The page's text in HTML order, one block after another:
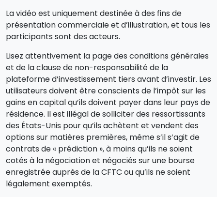
La vidéo est uniquement destinée à des fins de
présentation commerciale et d’illustration, et tous les
participants sont des acteurs.
Lisez attentivement la page des conditions générales
et de la clause de non-responsabilité de la
plateforme d’investissement tiers avant d’investir. Les
utilisateurs doivent être conscients de l’impôt sur les
gains en capital qu’ils doivent payer dans leur pays de
résidence. Il est illégal de solliciter des ressortissants
des États-Unis pour qu’ils achètent et vendent des
options sur matières premières, même s’il s’agit de
contrats de « prédiction », à moins qu’ils ne soient
cotés à la négociation et négociés sur une bourse
enregistrée auprès de la CFTC ou qu’ils ne soient
légalement exemptés.